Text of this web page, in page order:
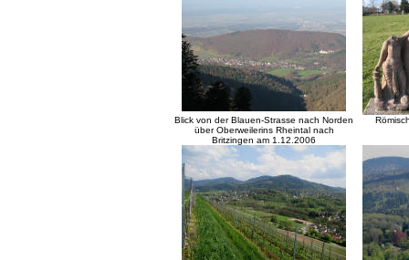
Blick von der Blauen-Strasse nach Norden
über Oberweilerins Rheintal nach
Britzingen am 1.12.2006